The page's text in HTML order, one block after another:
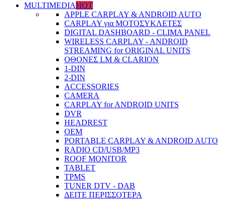
MULTIMEDIAHOT
APPLE CARPLAY & ANDROID AUTO
CARPLAY για ΜΟΤΟΣΥΚΛΕΤΕΣ
DIGITAL DASHBOARD - CLIMA PANEL
WIRELESS CARPLAY - ANDROID
STREAMING for ORIGINAL UNITS
ΟΘΟΝΕΣ LM & CLARION
1-DIN
2-DIN
ACCESSORIES
CAMERA
CARPLAY for ANDROID UNITS
DVR
HEADREST
OEM
PORTABLE CARPLAY & ANDROID AUTO
RADIO CD/USB/MP3
ROOF MONITOR
TABLET
TPMS
TUNER DTV - DAB
ΔΕΙΤΕ ΠΕΡΙΣΣΟΤΕΡΑ